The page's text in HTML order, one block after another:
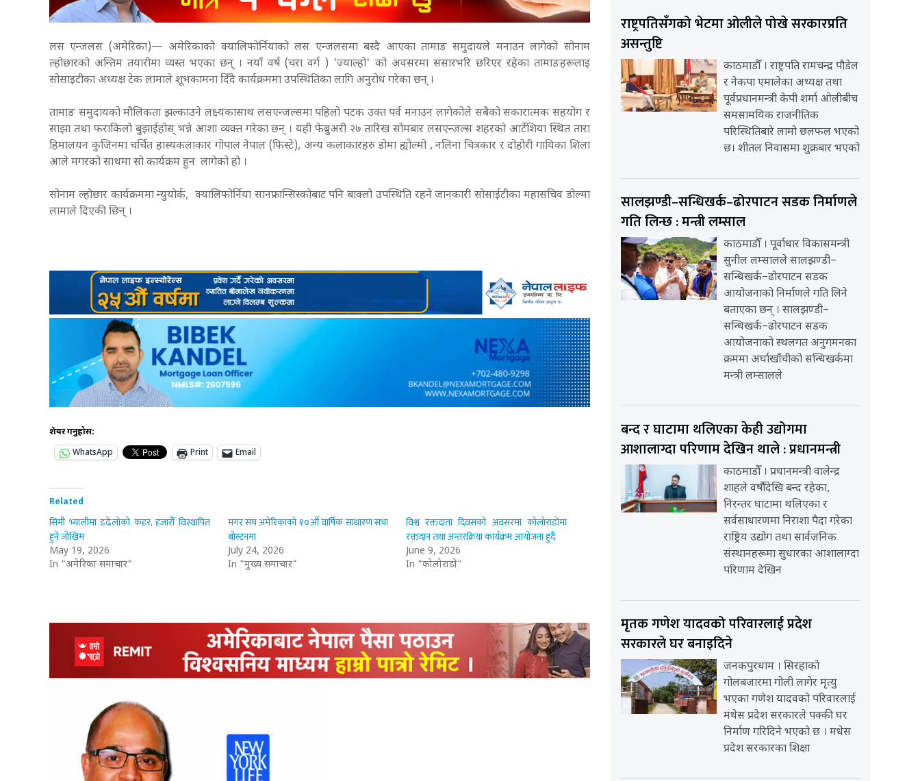
लस एन्जलस (अमेरिका)— अमेरिकाको क्यालिफोर्नियाको लस एन्जलसमा बस्दै आएका तामाङ समुदायले मनाउन लागेको सोनाम
ल्होछारको अन्तिम तयारीमा व्यस्त भएका छन् । नयाँ वर्ष (चरा वर्ग ) 'ज्याल्हो' को अवसरमा संसारभरि छरिएर रहेका तामाङहरूलाइ
सोसाइटीका अध्यक्ष टेक लामाले शूभकामना दिँदै कार्यक्रममा उपस्थितिका लागि अनुरोध गरेका छन् ।
तामाङ समुदायको मौलिकता झल्काउने लक्ष्यकासाथ लसएन्जल्समा पहिलो पटक उक्त पर्व मनाउन लागेकोले सबैको सकारात्मक सहयोग र
साझा तथा फराकिलो बुझाईहोस् भन्ने आशा व्यक्त गरेका छन् । यही फेब्रुअरी २७ तारिख सोमबार लसएन्जल्स शहरको आर्टेशिया स्थित तारा
हिमालयन कुजिनमा चर्चित हास्यकलाकार गोपाल नेपाल (फिस्टे), अन्य कलाकारहरु डोमा ह्योल्मो , नलिना चित्रकार र दोहोरी गायिका शिला
आले मगरको साथमा सो कार्यक्रम हुन लागेको हो ।
सोनाम ल्होछार कार्यक्रममा न्युयोर्क, क्यालिफोर्निया सानफ्रान्सिस्कोबाट पनि बाक्लो उपस्थिति रहने जानकारी सोसाईटीका महासचिव डोल्मा
लामाले दिएकी छिन् ।
शेयर गर्नुहोस:
WhatsApp
Print Email
Related
सिमी भ्यालीमा डढेलोको कहर, हजारौँ विस्थापित
हुने जोखिम
May 19, 2026
In "अमेरिका समाचार"
मगर संघ अमेरिकाको १०औँ वार्षिक साधारण सभा
बोस्टनमा
July 24, 2026
In "मुख्य समाचार"
विश्व रक्तदाता दिवसको अवसरमा कोलोराडोमा
रक्तदान तथा अन्तरक्रिया कार्यक्रम आयोजना हुदै
June 9, 2026
In "कोलोराडो"
राष्ट्रपतिसँगको भेटमा ओलीले पोखे सरकारप्रति
असन्तुष्टि
काठमाडौँ । राष्ट्रपति रामचन्द्र पौडेल
र नेकपा एमालेका अध्यक्ष तथा
पूर्वप्रधानमन्त्री केपी शर्मा ओलीबीच
समसामयिक राजनीतिक
परिस्थितिबारे लामो छलफल भएको
छ। शीतल निवासमा शुक्रबार भएको
सालझण्डी–सन्धिखर्क–ढोरपाटन सडक निर्माणले
गति लिन्छ : मन्त्री लम्साल
काठमाडौँ । पूर्वाधार विकासमन्त्री
सुनील लम्सालले सालझण्डी–
सन्धिखर्क–ढोरपाटन सडक
आयोजनाको निर्माणले गति लिने
बताएका छन् । सालझण्डी–
सन्धिखर्क–ढोरपाटन सडक
आयोजनाको स्थलगत अनुगमनका
क्रममा अर्घाखाँचीको सन्धिखर्कमा
मन्त्री लम्सालले
बन्द र घाटामा थलिएका केही उद्योगमा
आशालाग्दा परिणाम देखिन थाले : प्रधानमन्त्री
काठमाडौँ । प्रधानमन्त्री वालेन्द्र
शाहले वर्षौंदेखि बन्द रहेका,
निरन्तर घाटामा थलिएका र
सर्वसाधारणमा निराशा पैदा गरेका
राष्ट्रिय उद्योग तथा सार्वजनिक
संस्थानहरूमा सुधारका आशालाग्दा
परिणाम देखिन
मृतक गणेश यादवको परिवारलाई प्रदेश
सरकारले घर बनाइदिने
जनकपुरधाम । सिरहाको
गोलबजारमा गोली लागेर मृत्यु
भएका गणेश यादवको परिवारलाई
मधेस प्रदेश सरकारले पक्की घर
निर्माण गरिदिने भएको छ । मधेस
प्रदेश सरकारका शिक्षा